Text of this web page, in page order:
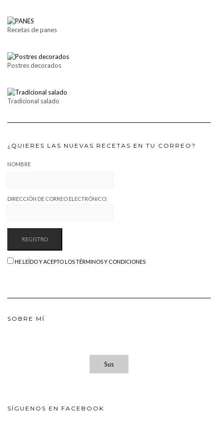
Recetas de panes
Postres decorados
Tradicional salado
¿QUIERES LAS NUEVAS RECETAS EN TU CORREO?
NOMBRE
DIRECCIÓN DE CORREO ELECTRÓNICO:
HE LEÍDO Y ACEPTO LOS TÉRMINOS Y CONDICIONES
SOBRE MÍ
Sus
SÍGUENOS EN FACEBOOK